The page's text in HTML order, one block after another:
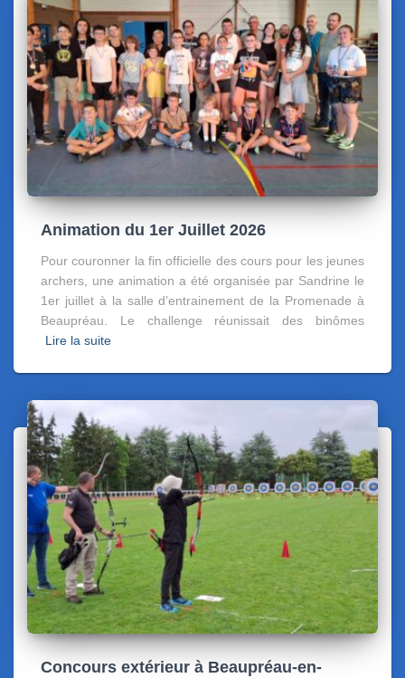
Animation du 1er Juillet 2026
Pour couronner la fin officielle des cours pour les jeunes
archers, une animation a été organisée par Sandrine le
1er juillet à la salle d’entrainement de la Promenade à
Beaupréau. Le challenge réunissait des binômes
Lire la suite
Concours extérieur à Beaupréau-en-